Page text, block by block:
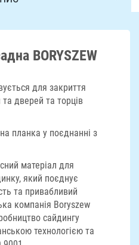
BORYSZEW
для закриття
та дверей та торців
планка у поєднанні з
матеріал для
який поєднує
та привабливий
компанія Boryszew
сайдингу
технологією та